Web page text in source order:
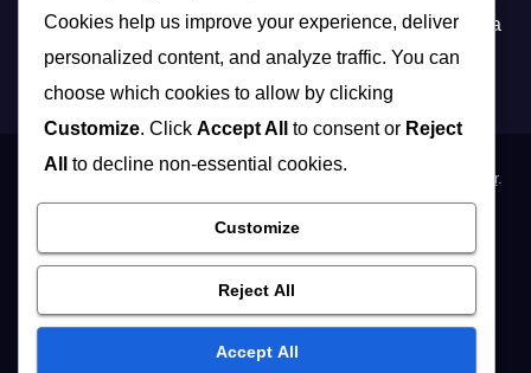
Sad, Niš, Kopaonik, Zlatibor, Vrnjačka banja, Sokobanja
Themeansar.
Organizacija poslovnih događaja
Organizacija privatnih proslava
Muzičari i dj-evi Hostese Fotografisanje
Cookies help us improve your experience, deliver
personalized content, and analyze traffic. You can
choose which cookies to allow by clicking
Customize. Click Accept All to consent or Reject
All
to decline non-essential cookies.
Customize
Reject All
Accept All